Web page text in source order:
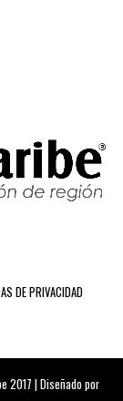
DE PRIVACIDAD
2017 | Diseñado por